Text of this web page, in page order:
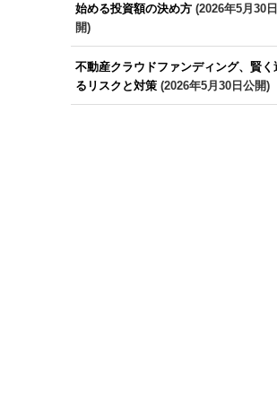
始める投資額の決め方(2026年5月30
開)
不動産クラウドファンディング、賢く
るリスクと対策(2026年5月30日公開)